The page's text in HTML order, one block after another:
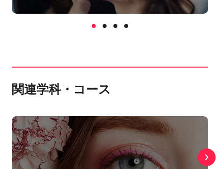
関連学科・コース